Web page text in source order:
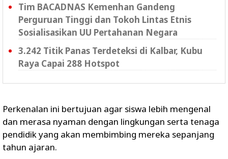
Tim BACADNAS Kemenhan Gandeng
Perguruan Tinggi dan Tokoh Lintas Etnis
Sosialisasikan UU Pertahanan Negara
3.242 Titik Panas Terdeteksi di Kalbar, Kubu
Raya Capai 288 Hotspot
Perkenalan ini bertujuan agar siswa lebih mengenal
dan merasa nyaman dengan lingkungan serta tenaga
pendidik yang akan membimbing mereka sepanjang
tahun ajaran.